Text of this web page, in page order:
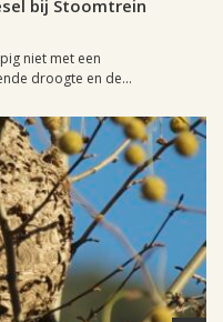
bij Stoomtrein
niet met een
droogte en de...